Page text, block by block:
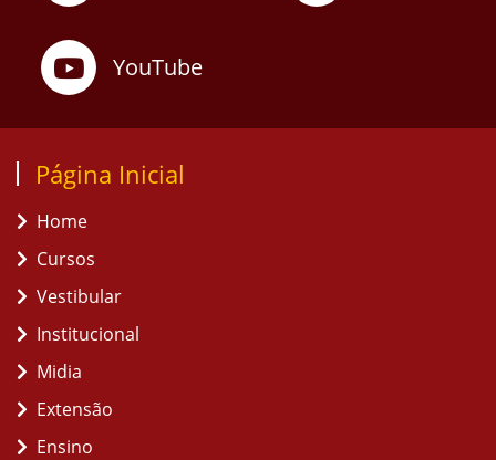
YouTube
Página Inicial
Home
Cursos
Vestibular
Institucional
Midia
Extensão
Ensino